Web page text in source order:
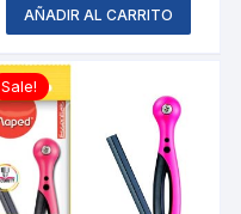
AÑADIR AL CARRITO
Sale!